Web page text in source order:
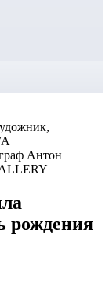
Антон
рождения